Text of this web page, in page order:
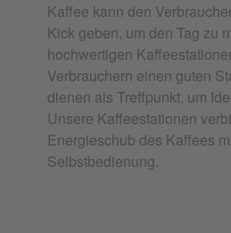
Kaffee kann den
Kick geben, um den Tag zu
hochwertigen
Verbrauchern einen guten
dienen als Treffpunkt, um
Unsere Kaffeestationen
Energieschub des Kaffees
Selbstbedienung.